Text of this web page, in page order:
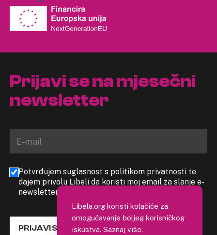
Prijavi se na mjesečni
newsletter
Potvrđujem suglasnost s politikom privatnosti te
dajem privolu Libeli da koristi moj email za slanje e-
newslettera
PRIJAVI SE
Libela.org koristi kolačiće za
omogućavanje boljeg korisničkog
iskustva. Saznaj više.